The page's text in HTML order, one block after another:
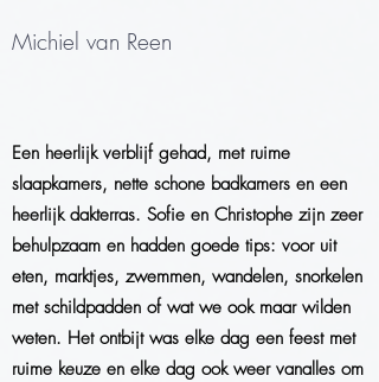
Michiel van Reen
Een heerlijk verblijf gehad, met ruime
slaapkamers, nette schone badkamers en een
heerlijk dakterras. Sofie en Christophe zijn zeer
behulpzaam en hadden goede tips: voor uit
eten, marktjes, zwemmen, wandelen, snorkelen
met schildpadden of wat we ook maar wilden
weten. Het ontbijt was elke dag een feest met
ruime keuze en elke dag ook weer vanalles om